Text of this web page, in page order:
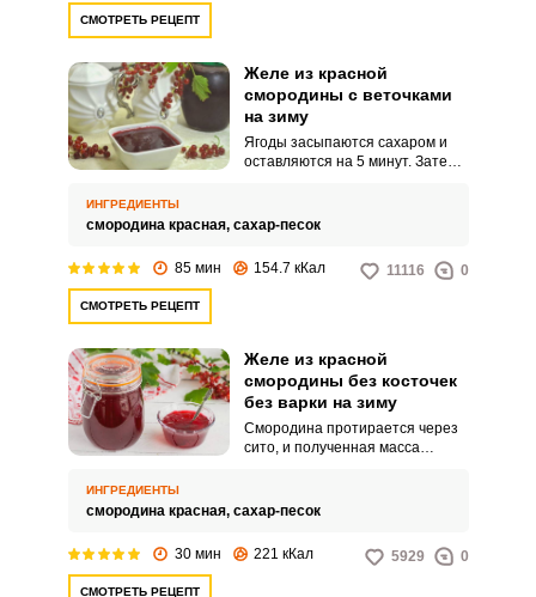
добавлением желатина.
СМОТРЕТЬ РЕЦЕПТ
Желе из красной
смородины с веточками
на зиму
Ягоды засыпаются сахаром и
оставляются на 5 минут. Затем
8 минут.
ИНГРЕДИЕНТЫ
смородина красная, сахар-песок
85 мин 154.7 кКал 11116 0
СМОТРЕТЬ РЕЦЕПТ
Желе из красной
смородины без косточек
без варки на зиму
Смородина протирается через
сито, и полученная масса
раскладывается по
отправляется на хранение в
холодильник.
ИНГРЕДИЕНТЫ
смородина красная, сахар-песок
30 мин 221 кКал 5929 0
СМОТРЕТЬ РЕЦЕПТ